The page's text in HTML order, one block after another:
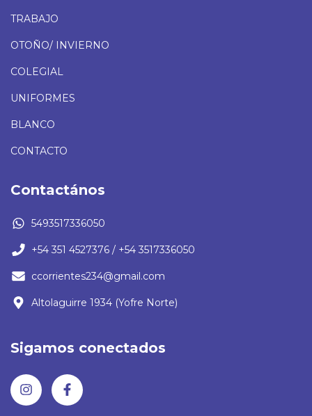
TRABAJO
OTOÑO/ INVIERNO
COLEGIAL
UNIFORMES
BLANCO
CONTACTO
Contactános
5493517336050
+54 351 4527376 / +54 3517336050
ccorrientes234@gmail.com
Altolaguirre 1934 (Yofre Norte)
Sigamos conectados